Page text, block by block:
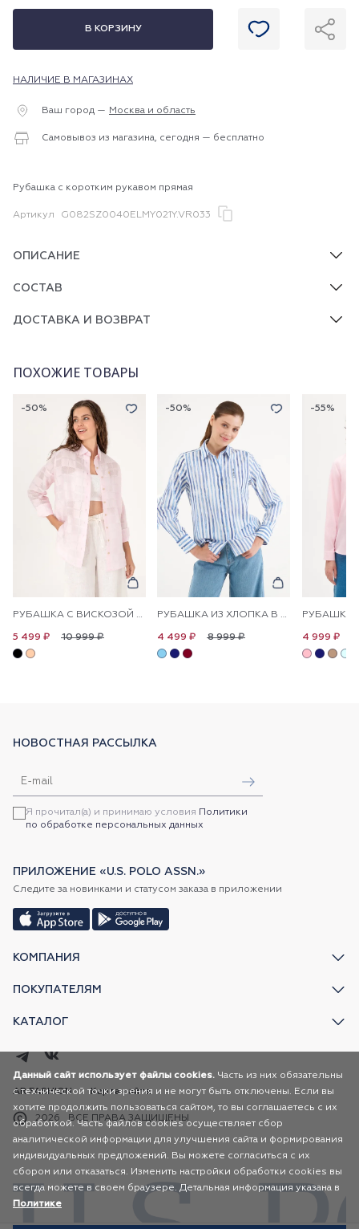
В КОРЗИНУ
НАЛИЧИЕ В МАГАЗИНАХ
Ваш город — Москва и область
Самовывоз из магазина, сегодня — бесплатно
Рубашка с коротким рукавом прямая
Артикул G082SZ0040ELMY021Y.VR033
ОПИСАНИЕ
СОСТАВ
ДОСТАВКА И ВОЗВРАТ
ПОХОЖИЕ ТОВАРЫ
-50%
РУБАШКА С ВИСКОЗОЙ СВОБОДНАЯ
10 999 ₽
5 499 ₽
-50%
РУБАШКА ИЗ ХЛОПКА В ПОЛОСКУ ПРЯМАЯ
8 999 ₽
4 499 ₽
-55%
4 999 ₽
КОМПАНИЯ
ПОКУПАТЕЛЯМ
КАТАЛОГ
НОВОСТНАЯ РАССЫЛКА
Я прочитал(а) и принимаю условия Политики
по обработке персональных данных
ПРИЛОЖЕНИЕ «U.S. POLO ASSN.»
Следите за новинками и статусом заказа в приложении
2026 ВСЕ ПРАВА ЗАЩИЩЕНЫ
AR FASHION Карта сайта
Данный сайт использует файлы cookies. Часть из них обязательны
с технической точки зрения и не могут быть отключены. Если вы
хотите продолжить пользоваться сайтом, то вы соглашаетесь с их
обработкой. Часть файлов cookies осуществляет сбор
аналитической информации для улучшения сайта и формирования
индивидуальных предложений. Вы можете согласиться с их
сбором или отказаться. Изменить настройки обработки cookies вы
всегда можете в своем браузере. Детальная информация указана в
Политике